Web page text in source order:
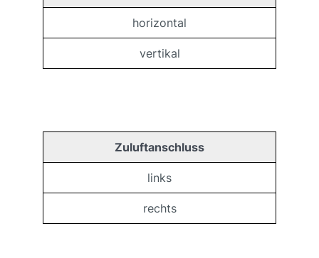
horizontal
vertikal
Zuluftanschluss
links
rechts